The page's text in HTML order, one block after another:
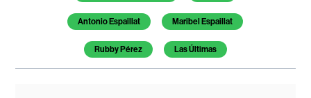
Antonio Espaillat Maribel Espaillat
Rubby Pérez Las Últimas